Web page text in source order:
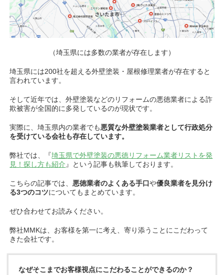
（埼玉県には多数の業者が存在します）
埼玉県には200社を超える外壁塗装・屋根修理業者が存在すると
言われています。
そして近年では、外壁塗装などのリフォームの悪徳業者による詐
欺被害が全国的に多発しているのが現状です。
実際に、埼玉県内の業者でも悪質な外壁塗装業者として行政処分
を受けている会社も存在しています。
弊社では、『埼玉県で外壁塗装の悪徳リフォーム業者リストを発
見！探し方も紹介 』という記事も執筆しております。
こちらの記事では、 悪徳業者のよくある手口や優良業者を見分け
る3つのコツについてもまとめています。
ぜひ合わせてお読みください。
弊社MMKは、お客様を第一に考え、寄り添うことにこだわって
きた会社です。
なぜそこまでお客様視点にこだわることができるのか？